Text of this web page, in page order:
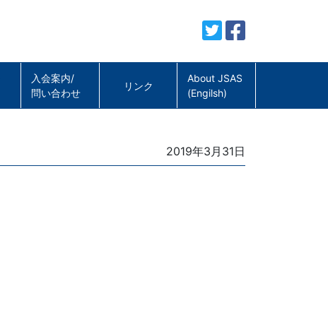
入会案内/
問い合わせ
リンク
About JSAS
(Engilsh)
Posted
on
2019年3月31日